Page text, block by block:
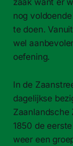
nog
te doen.
wel
oefening.
In de
dagelijkse
Zaanlandsche
1850 de
weer een